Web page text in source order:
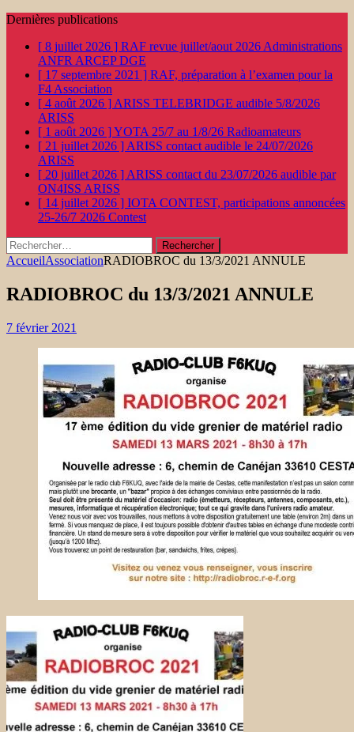
Dernières publications
[ 8 juillet 2026 ] RAF revue juillet/aout 2026 Administrations
ANFR ARCEP DGE
[ 17 septembre 2021 ] RAF, préparation à l’examen pour la
F4 Association
[ 4 août 2026 ] ARISS TELEBRIDGE audible 5/8/2026
ARISS
[ 1 août 2026 ]YOTA 25/7 au 1/8/26 Radioamateurs
[ 21 juillet 2026 ] ARISS contact audible le 24/07/2026
ARISS
[ 20 juillet 2026 ] ARISS contact du 23/07/2026 audible par
ON4ISS ARISS
[ 14 juillet 2026 ] IOTA CONTEST, participations annoncées
25-26/7 2026 Contest
Rechercher :
AccueilAssociationRADIOBROC du 13/3/2021 ANNULE
RADIOBROC du 13/3/2021 ANNULE
7 février 2021